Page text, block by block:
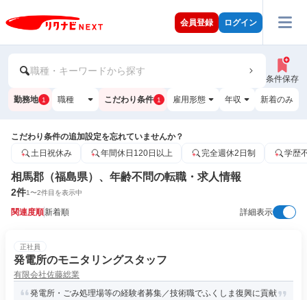
会員登録 ログイン
職種・キーワードから探す
条件保存
勤務地 1 職種 こだわり条件 1 雇用形態 年収 新着のみ
こだわり条件の追加設定を忘れていませんか？
土日祝休み
年間休日120日以上 完全週休2日制 学歴
相馬郡（福島県）、年齢不問の転職・求人情報
2件1〜2件目を表示中
関連度順新着順 詳細表示
正社員
発電所のモニタリングスタッフ
有限会社佐藤総業
発電所・ごみ処理場等の経験者募集／技術職でふくしま復興に貢献